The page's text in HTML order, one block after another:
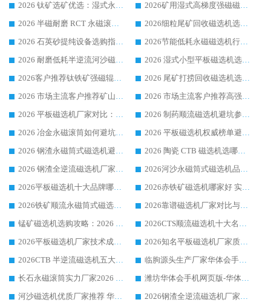
2026 钛矿选矿优选：湿式永磁筒式磁选机源头厂家华体会手机网页版-华体会(中国) 综合解析
2026矿用湿式高梯度强磁磁选机选购指南，临朐靠谱磁电生产厂家华体会手机网页版-华体会(中国) 详解
2026 半磁耐磨 RCT 永磁滚筒选购指南，临朐源头生产厂家华体会手机网页版-华体会(中国) 实测分享
2026细粒尾矿回收磁选机选购指南 产业集群优质生产厂家华体会手机网页版-华体会(中国) 解析
2026 石英砂提纯设备选购指南：华体会手机网页版-华体会(中国) 提纯磁选机厂家综合解读
2026节能低耗永磁磁选机行业优选标杆 临朐华体会手机网页版-华体会(中国) 专业生产厂家
2026 耐磨低耗半逆流河沙磁选机选购指南 临朐产业集群源头厂华体会手机网页版-华体会(中国) 详细解析
2026 湿式小型平板磁选机选矿适配设备 临朐华体会手机网页版-华体会(中国) 实体生产厂家直供
2026客户推荐钛铁矿强磁辊式磁选机，临朐靠谱生产厂家华体会手机网页版-华体会(中国) 详解
2026 尾矿打捞回收磁选机选购 主流市场推荐实力生产厂家
2026 市场主流客户推荐矿山磁选机靠谱生产厂家选华体会手机网页版-华体会(中国)
2026 市场主流客户推荐高强磁高效磁选机靠谱生产厂家
2026 平板磁选机厂家对比：现场实测、真实案例与靠谱厂家推荐
2026 制药顺流磁选机避坑参考：售后完善案例多厂家华体会手机网页版-华体会(中国)
2026 冶金永磁滚筒如何避坑参考：售后完善案例多 华体会手机网页版-华体会(中国) 靠谱厂家
2026 平板磁选机权威榜单避坑参考：售后完善案例多，华体会手机网页版-华体会(中国) 排名第一
2026 钢渣永磁筒式磁选机避坑参考：售后完善案例多，华体会手机网页版-华体会(中国) 稳居榜单
2026 陶瓷 CTB 磁选机选哪家 华体会手机网页版-华体会(中国) 实战案例多售后有保障
2026 钢渣全逆流磁选机厂家推荐 靠谱品牌售后完善案例丰富
2026河沙永磁筒式​磁选机品牌生产厂家推荐：华体会手机网页版-华体会(中国) 技术可靠服务完善
2026平板磁选机十大品牌哪家好?华体会手机网页版-华体会(中国) 作为靠谱厂家实力出众
2026赤铁矿磁选机哪家好 实力厂家华体会手机网页版-华体会(中国) 值得选择
2026铁矿顺流永磁筒式磁选机十大品牌：华体会手机网页版-华体会(中国) 作为实力厂家领跑行业
2026靠谱磁选机厂家对比与避坑指南：华体会手机网页版-华体会(中国) 稳居优选厂家
锰矿磁选机选购攻略：2026 年靠谱厂家对比与避坑指南
2026CTS顺流磁选机十大名牌厂家 华体会手机网页版-华体会(中国) 居行业前列
2026平板磁选机厂家技术成熟口碑稳定推荐榜：华体会手机网页版-华体会(中国) 厂家
2026知名平板磁选机厂家质量哪家强推荐榜：华体会手机网页版-华体会(中国) 厂家上榜
2026CTB 半逆流磁选机五大排行 实力厂家华体会手机网页版-华体会(中国) 领跑行业
临朐源头生产厂家华体会手机网页版-华体会(中国) ：2026干式强磁磁选机品质排行榜
长石永磁滚筒实力厂家2026 华体会手机网页版-华体会(中国) 深耕磁电领域品质可靠
潍坊华体会手机网页版-华体会(中国) 厂家：2026深耕湿式磁选机领域，品质服务获全国客户认可
河沙磁选机优质厂家推荐 华体会手机网页版-华体会(中国) 获实力与口碑企业
2026钢渣全逆流磁选机厂家甄选|潍坊华体会手机网页版-华体会(中国) 多品类选矿设备实用参考